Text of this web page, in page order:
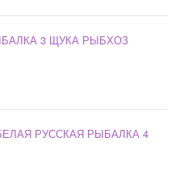
3 ЩУКА РЫБХОЗ
РУССКАЯ РЫБАЛКА 4